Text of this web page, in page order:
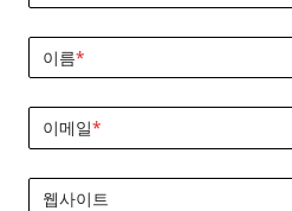
이름*
이메일*
웹사이트